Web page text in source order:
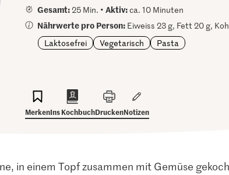
Gesamt:25 Min. •Aktiv:ca. 10 Minuten
Nährwerte pro Person: Eiweiss 23 g, Fett 20 g,
Laktosefrei
Vegetarisch Pasta
MerkenIns KochbuchDruckenNotizen
in einem Topf zusammen mit Gemüse